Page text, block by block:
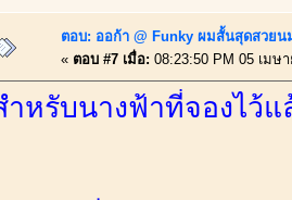
ตอบ: ออก้า @ Funky ผมสั้นสุดสวยน
« ตอบ #7 เมื่อ: 08:23:50 PM 05 เมษ
ำหรับนางฟ้าที่จองไว้